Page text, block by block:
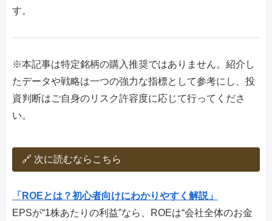
す。
※本記事は特定銘柄の購入推奨ではありません。紹介し
たデータや戦略は一つの強力な指標として参考にし、投
資判断はご自身のリスク許容度に応じて行ってくださ
い。
🔗 次に読むならこちら
「ROEとは？初心者向けにわかりやすく解説」
EPSが“1株あたりの利益”なら、ROEは“会社全体のお金